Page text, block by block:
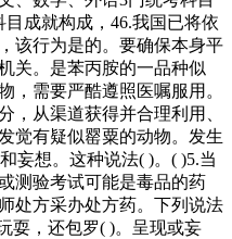
成就构成，46.我国已将依
该行为是的。要确保本身平
关。是苯丙胺的一品种似
，需要严酷遵照医嘱服用。
，从渠道获得并合理利用、
觉有疑似罂粟的动物。发生
妄想。这种说法( )。( )5.当
测验考试可能是毒品的药
处方采办处方药。下列说法
耍，还包罗( )。呈现或妄